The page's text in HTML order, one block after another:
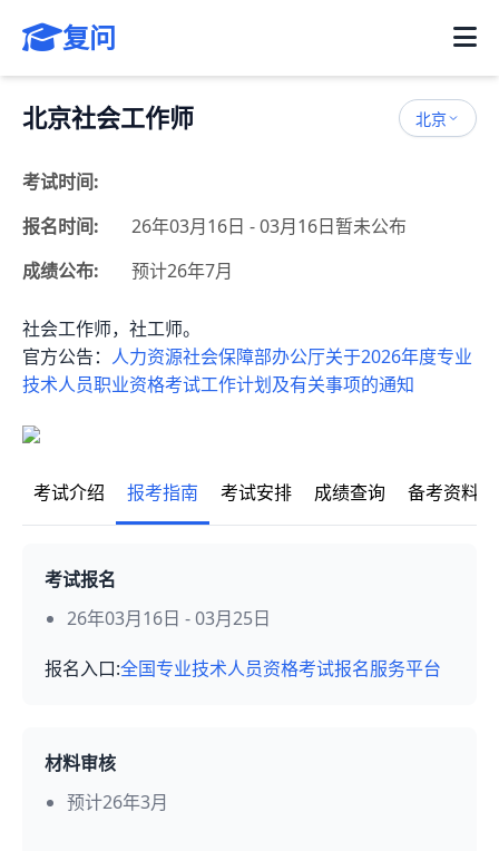
复问
北京社会工作师 北京
考试时间:
报名时间:
26年03月16日 - 03月16日暂未公布
成绩公布:
预计26年7月
社会工作师，社工师。
官方公告： 人力资源社会保障部办公厅关于2026年度专业
技术人员职业资格考试工作计划及有关事项的通知
考试介绍 报考指南 考试安排 成绩查询 备考资料
考试报名
26年03月16日 - 03月25日
报名入口:全国专业技术人员资格考试报名服务平台
材料审核
预计26年3月